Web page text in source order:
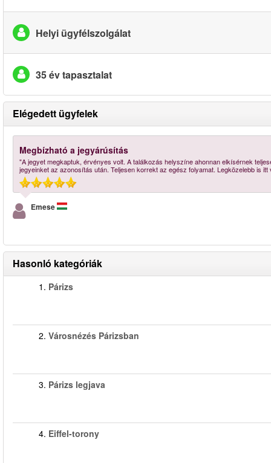
Helyi ügyfélszolgálat
35 év tapasztalat
Elégedett ügyfelek
Megbízható a jegyárúsítás
"A jegyet megkaptuk, érvényes volt. A találkozás helyszíne ahonnan elkísérnek
jegyeinket az azonosítás után. Teljesen korrekt az egész folyamat. Legközelebb is
Emese
Hasonló kategóriák
1. Párizs
2. Városnézés Párizsban
3. Párizs legjava
4. Eiffel-torony